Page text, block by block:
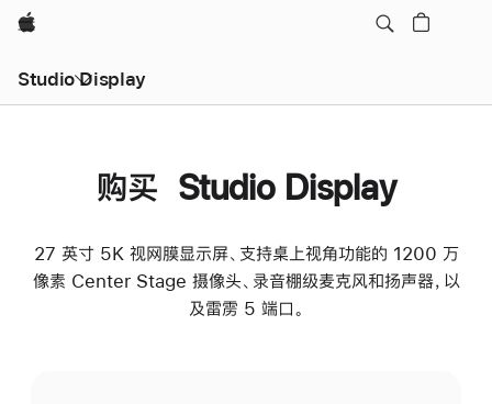
Apple
Studio Display
购买 Studio Display
27 英寸 5K 视网膜显示屏、支持桌上视角功能的 1200 万
像素 Center Stage 摄像头、录音棚级麦克风和扬声器，以
及雷雳 5 端口。